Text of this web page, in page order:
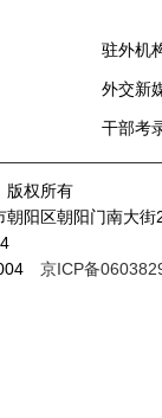
驻外机
外交新
干部考
权所有
朝阳区朝阳门南大
京ICP备